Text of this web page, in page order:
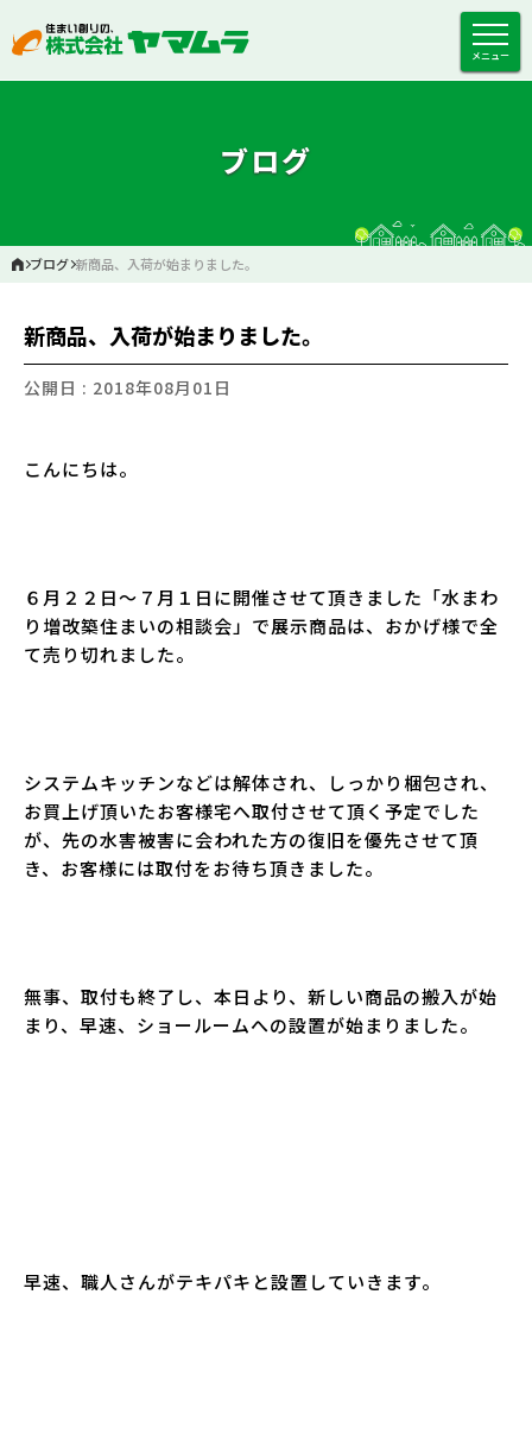
メニュー
ブログ
ブログ 新商品、入荷が始まりました。
新商品、入荷が始まりました。
公開日 : 2018年08月01日
こんにちは。
６月２２日～７月１日に開催させて頂きました「水まわ
り増改築住まいの相談会」で展示商品は、おかげ様で全
て売り切れました。
システムキッチンなどは解体され、しっかり梱包され、
お買上げ頂いたお客様宅へ取付させて頂く予定でした
が、先の水害被害に会われた方の復旧を優先させて頂
き、お客様には取付をお待ち頂きました。
無事、取付も終了し、本日より、新しい商品の搬入が始
まり、早速、ショールームへの設置が始まりました。
早速、職人さんがテキパキと設置していきます。